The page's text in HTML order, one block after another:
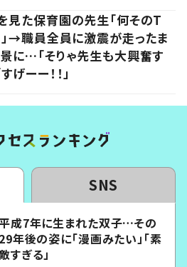
見た保育園の先生「何そのT
」→職員全員に激震が走ったま
に…「そりゃ先生も大興奮す
げーー！！」
SNS
成7年に生まれた双子…その
29年後の姿に「漫画みたい」「素
すぎる」